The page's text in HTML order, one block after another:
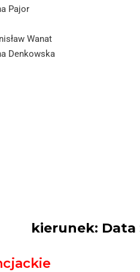
Pajor
Wanat
Denkowska
kierunek: Data